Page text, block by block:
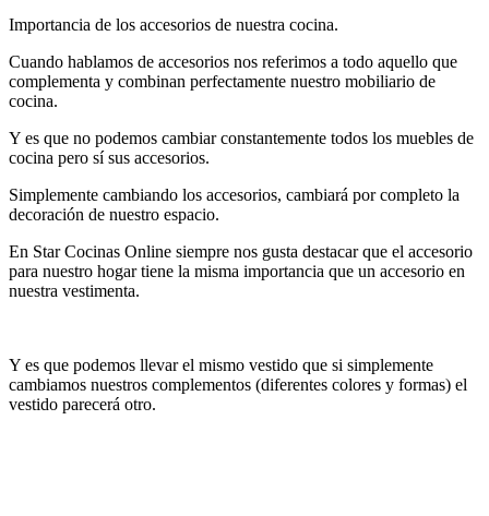
Importancia de los accesorios de nuestra cocina.
Cuando hablamos de accesorios nos referimos a todo aquello que
complementa y combinan perfectamente nuestro mobiliario de
cocina.
Y es que no podemos cambiar constantemente todos los muebles de
cocina pero sí sus accesorios.
Simplemente cambiando los accesorios, cambiará por completo la
decoración de nuestro espacio.
En Star Cocinas Online siempre nos gusta destacar que el accesorio
para nuestro hogar tiene la misma importancia que un accesorio en
nuestra vestimenta.
Y es que podemos llevar el mismo vestido que si simplemente
cambiamos nuestros complementos (diferentes colores y formas) el
vestido parecerá otro.